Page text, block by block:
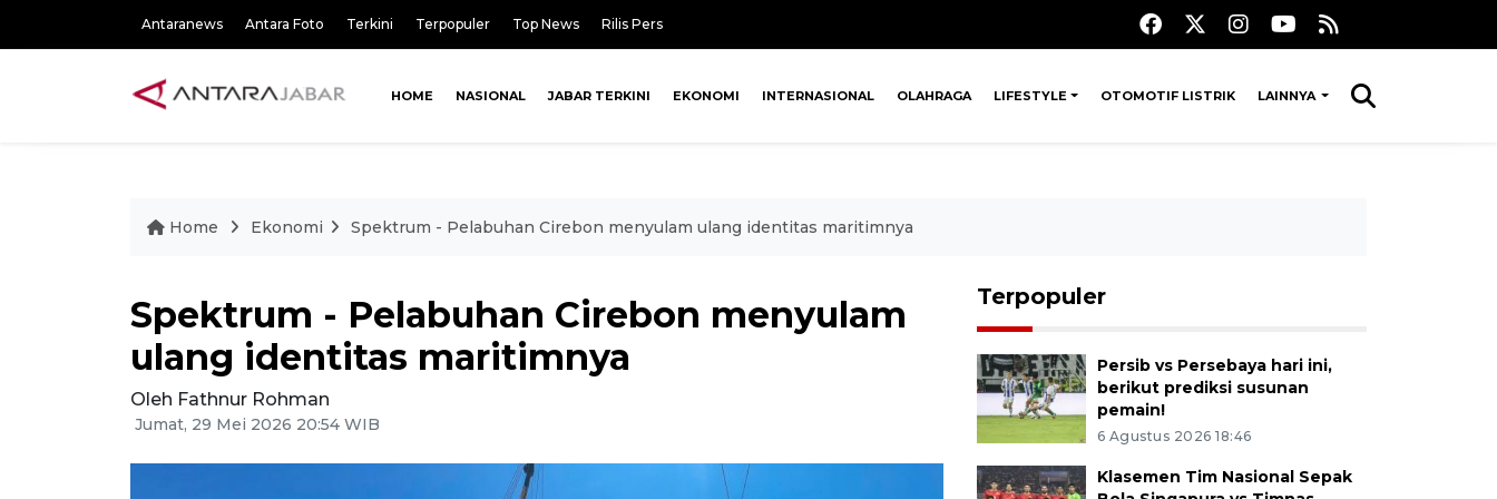
Antaranews Antara Foto Terkini Terpopuler Top News Rilis Pers
HOME NASIONAL JABAR TERKINI EKONOMI INTERNASIONAL OLAHRAGA LIFESTYLE OTOMOTIF LISTRIK LAINNYA
Home Ekonomi Spektrum - Pelabuhan Cirebon menyulam ulang identitas maritimnya
Spektrum - Pelabuhan Cirebon menyulam
ulang identitas maritimnya
Oleh Fathnur Rohman
Jumat, 29 Mei 2026 20:54 WIB
Terpopuler
Persib vs Persebaya hari ini,
berikut prediksi susunan
pemain!
6 Agustus 2026 18:46
Klasemen Tim Nasional Sepak